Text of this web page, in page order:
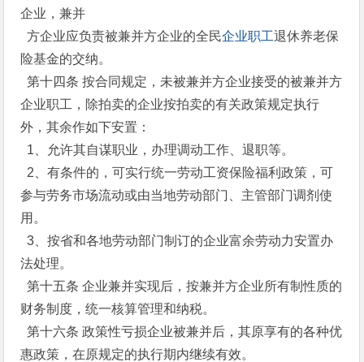
企业，兼并
方企业应负责被兼并方企业的全民企业职工退休养老保
险基金的交纳。
第十四条 按合同规定，未被兼并方企业接受的被兼并方
企业职工，除拍卖的企业按拍卖的有关政策规定执行
外，其余作如下安置：
1、允许其自谋职业，办理调动工作、退职等。
2、有条件的，可实行统一劳动工资保险福利政策，可
参与劳务市场流动或由当地劳动部门、主管部门调剂使
用。
3、按省和各地劳动部门制订的企业富余劳动力安置办
法处理。
第十五条 企业兼并实现后，按兼并方企业所有制性质的
财务制度，统一核算管理和纳税。
第十六条 政策性亏损企业被兼并后，其原享有的各种优
惠政策，在原规定的执行期内继续有效。